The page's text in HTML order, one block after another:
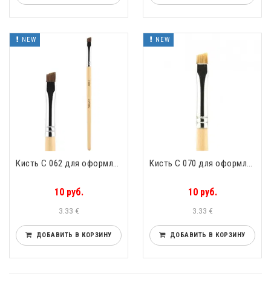
NEW
10 руб.
3.33 €
ДОБАВИТЬ В КОРЗИНУ
NEW
10 руб.
3.33 €
ДОБАВИТЬ В КОРЗИНУ